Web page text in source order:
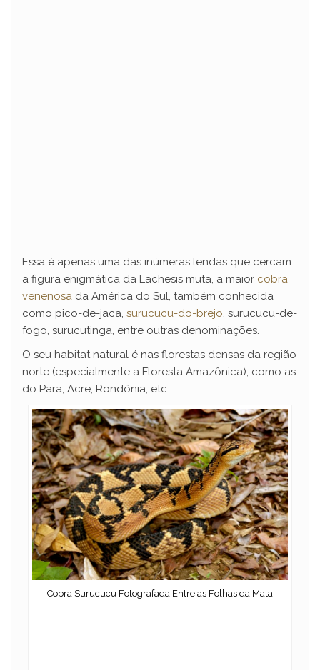
Essa é apenas uma das inúmeras lendas que cercam
a figura enigmática da Lachesis muta, a maior cobra
venenosa da América do Sul, também conhecida
como pico-de-jaca, surucucu-do-brejo, surucucu-de-
fogo, surucutinga, entre outras denominações.
O seu habitat natural é nas florestas densas da região
norte (especialmente a Floresta Amazônica), como as
do Para, Acre, Rondônia, etc.
Cobra Surucucu Fotografada Entre as Folhas da Mata